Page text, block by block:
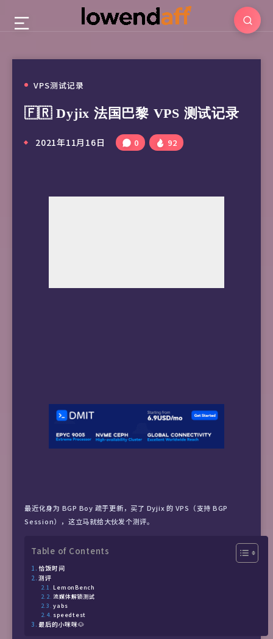
VPS测试记录
🇫🇷 Dyjix 法国巴黎 VPS 测试记录
2021年11月16日 0 92
最近化身为 BGP Boy 疏于更新，买了 Dyjix 的 VPS（支持 BGP
Session），这立马就给大伙发个测评。
Table of Contents
恰饭时间
测评
LemonBench
流媒体解锁测试
yabs
speedtest
最后的小咪咪🐶